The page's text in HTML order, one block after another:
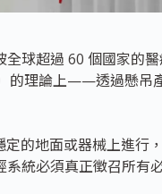
球超過 60 個國家的
理論上——透過懸吊
的地面或器械上進行
統必須真正徵召所有